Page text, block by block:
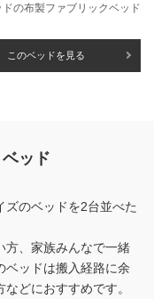
の布製ファブリックベッド
このベッドを見る
ッド
ズのベッドを2台並べた
方、家族みんなで一緒
ベッドは搬入経路に余
どにおすすめです。